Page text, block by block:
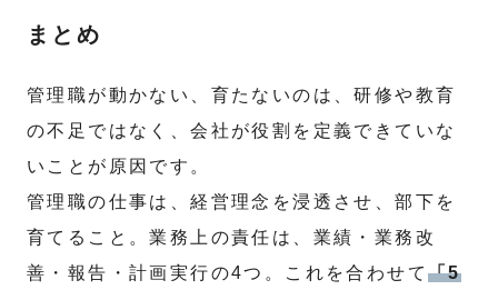
まとめ
管理職が動かない、育たないのは、研修や教育
の不足ではなく、会社が役割を定義できていな
いことが原因です。
管理職の仕事は、経営理念を浸透させ、部下を
育てること。業務上の責任は、業績・業務改
善・報告・計画実行の4つ。これを合わせて 「5